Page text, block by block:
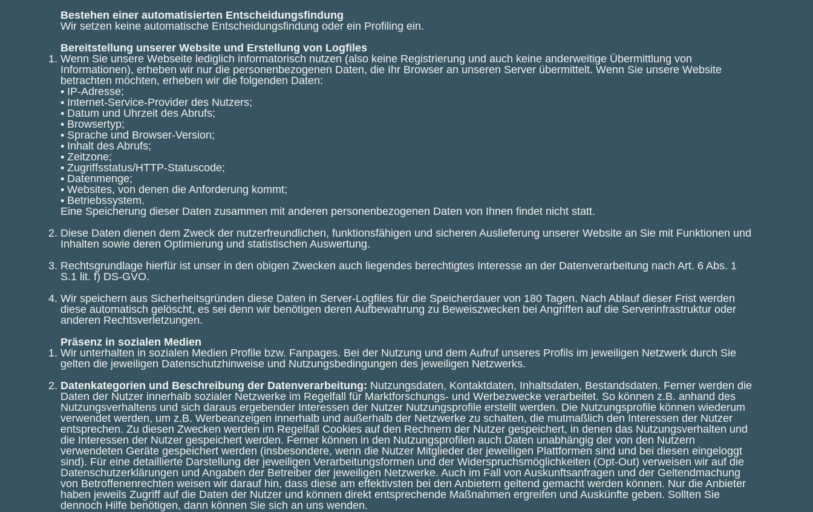
Bestehen einer automatisierten Entscheidungsfindung
Wir setzen keine automatische Entscheidungsfindung oder ein Profiling ein.
Bereitstellung unserer Website und Erstellung von Logfiles
Wenn Sie unsere Webseite lediglich informatorisch nutzen (also keine Registrierung und auch keine anderweitige Übermittlung von
Informationen), erheben wir nur die personenbezogenen Daten, die Ihr Browser an unseren Server übermittelt. Wenn Sie unsere Website
betrachten möchten, erheben wir die folgenden Daten:
• IP-Adresse;
• Internet-Service-Provider des Nutzers;
• Datum und Uhrzeit des Abrufs;
• Browsertyp;
• Sprache und Browser-Version;
• Inhalt des Abrufs;
• Zeitzone;
• Zugriffsstatus/HTTP-Statuscode;
• Datenmenge;
• Websites, von denen die Anforderung kommt;
• Betriebssystem.
Eine Speicherung dieser Daten zusammen mit anderen personenbezogenen Daten von Ihnen findet nicht statt.
Diese Daten dienen dem Zweck der nutzerfreundlichen, funktionsfähigen und sicheren Auslieferung unserer Website an Sie mit Funktionen und
Inhalten sowie deren Optimierung und statistischen Auswertung.
Rechtsgrundlage hierfür ist unser in den obigen Zwecken auch liegendes berechtigtes Interesse an der Datenverarbeitung nach Art. 6 Abs. 1
S.1 lit. f) DS-GVO.
Wir speichern aus Sicherheitsgründen diese Daten in Server-Logfiles für die Speicherdauer von 180 Tagen. Nach Ablauf dieser Frist werden
diese automatisch gelöscht, es sei denn wir benötigen deren Aufbewahrung zu Beweiszwecken bei Angriffen auf die Serverinfrastruktur oder
anderen Rechtsverletzungen.
Präsenz in sozialen Medien
Wir unterhalten in sozialen Medien Profile bzw. Fanpages. Bei der Nutzung und dem Aufruf unseres Profils im jeweiligen Netzwerk durch Sie
gelten die jeweiligen Datenschutzhinweise und Nutzungsbedingungen des jeweiligen Netzwerks.
Datenkategorien und Beschreibung der Datenverarbeitung: Nutzungsdaten, Kontaktdaten, Inhaltsdaten, Bestandsdaten. Ferner werden die
Daten der Nutzer innerhalb sozialer Netzwerke im Regelfall für Marktforschungs- und Werbezwecke verarbeitet. So können z.B. anhand des
Nutzungsverhaltens und sich daraus ergebender Interessen der Nutzer Nutzungsprofile erstellt werden. Die Nutzungsprofile können wiederum
verwendet werden, um z.B. Werbeanzeigen innerhalb und außerhalb der Netzwerke zu schalten, die mutmaßlich den Interessen der Nutzer
entsprechen. Zu diesen Zwecken werden im Regelfall Cookies auf den Rechnern der Nutzer gespeichert, in denen das Nutzungsverhalten und
die Interessen der Nutzer gespeichert werden. Ferner können in den Nutzungsprofilen auch Daten unabhängig der von den Nutzern
verwendeten Geräte gespeichert werden (insbesondere, wenn die Nutzer Mitglieder der jeweiligen Plattformen sind und bei diesen eingeloggt
sind). Für eine detaillierte Darstellung der jeweiligen Verarbeitungsformen und der Widerspruchsmöglichkeiten (Opt-Out) verweisen wir auf die
Datenschutzerklärungen und Angaben der Betreiber der jeweiligen Netzwerke. Auch im Fall von Auskunftsanfragen und der Geltendmachung
von Betroffenenrechten weisen wir darauf hin, dass diese am effektivsten bei den Anbietern geltend gemacht werden können. Nur die Anbieter
haben jeweils Zugriff auf die Daten der Nutzer und können direkt entsprechende Maßnahmen ergreifen und Auskünfte geben. Sollten Sie
dennoch Hilfe benötigen, dann können Sie sich an uns wenden.